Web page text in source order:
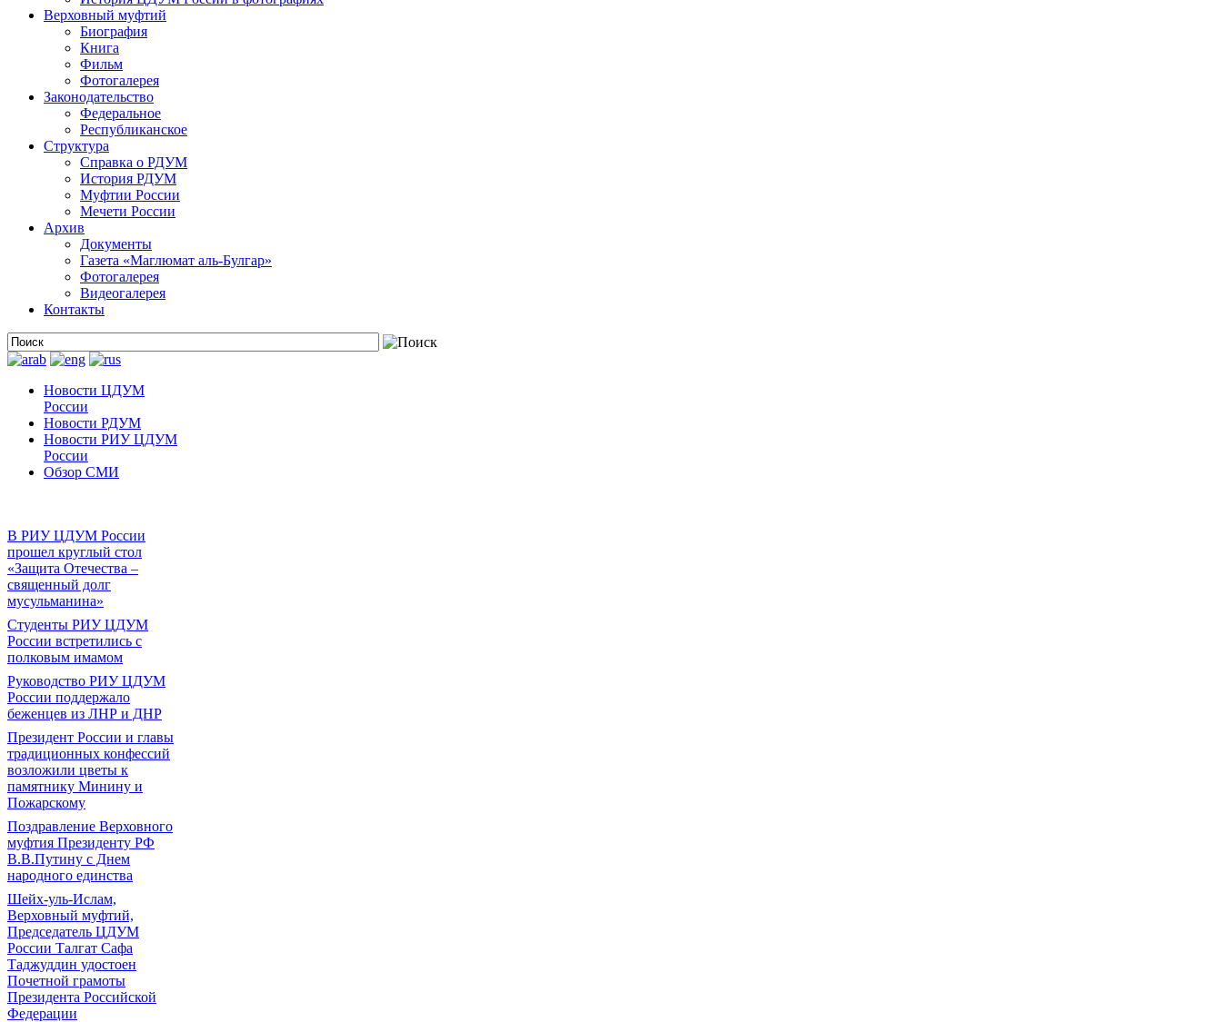
Верховный муфтий
Биография
Книга
Фильм
Фотогалерея
Законодательство
Федеральное
Республиканское
Структура
Справка о РДУМ
История РДУМ
Муфтии России
Мечети России
Архив
Документы
Газета «Маглюмат аль-Булгар»
Фотогалерея
Видеогалерея
Контакты
Новости ЦДУМ
России
Новости РДУМ
Новости РИУ ЦДУМ
России
Обзор СМИ
В РИУ ЦДУМ России
прошел круглый стол
«Защита Отечества –
священный долг
мусульманина»
Студенты РИУ ЦДУМ
России встретились с
полковым имамом
Руководство РИУ ЦДУМ
России поддержало
беженцев из ЛНР и ДНР
Президент России и главы
традиционных конфессий
возложили цветы к
памятнику Минину и
Пожарскому
Поздравление Верховного
муфтия Президенту РФ
В.В.Путину с Днем
народного единства
Шейх-уль-Ислам,
Верховный муфтий,
Председатель ЦДУМ
России Талгат Сафа
Таджуддин удостоен
Почетной грамоты
Президента Российской
Федерации